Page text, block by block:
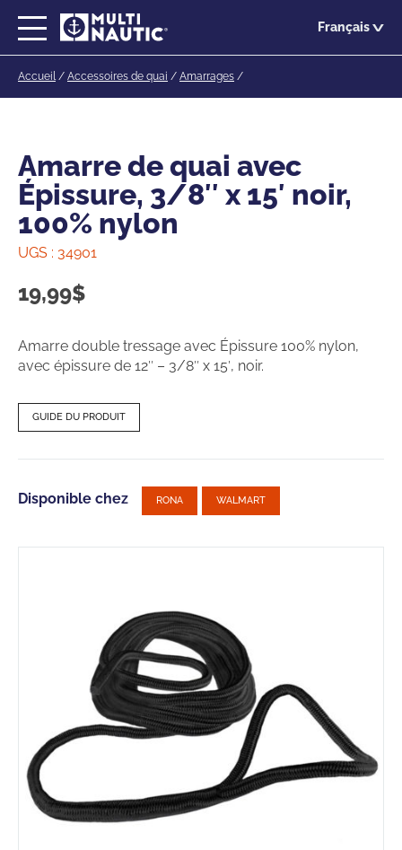
principal
Français
Accueil/ Accessoires de quai / Amarrages /
Amarre de quai avec
Épissure, 3/8″ x 15′ noir,
100% nylon
UGS : 34901
19,99$
Amarre double tressage avec Épissure 100% nylon,
avec épissure de 12″ – 3/8″ x 15′, noir.
GUIDE DU PRODUIT
Disponible chez RONA WALMART